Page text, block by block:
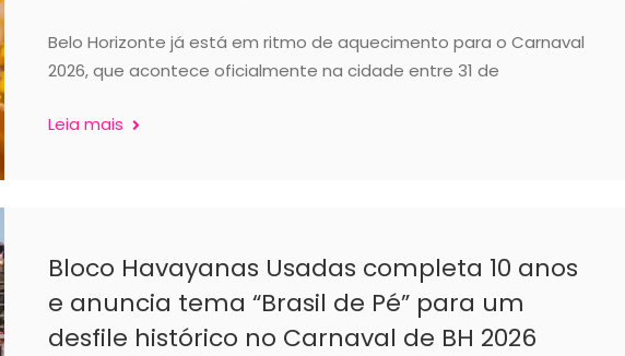
Belo Horizonte já está em ritmo de aquecimento para o Carnaval
2026, que acontece oficialmente na cidade entre 31 de
Leia mais
Bloco Havayanas Usadas completa 10 anos
e anuncia tema “Brasil de Pé” para um
desfile histórico no Carnaval de BH 2026